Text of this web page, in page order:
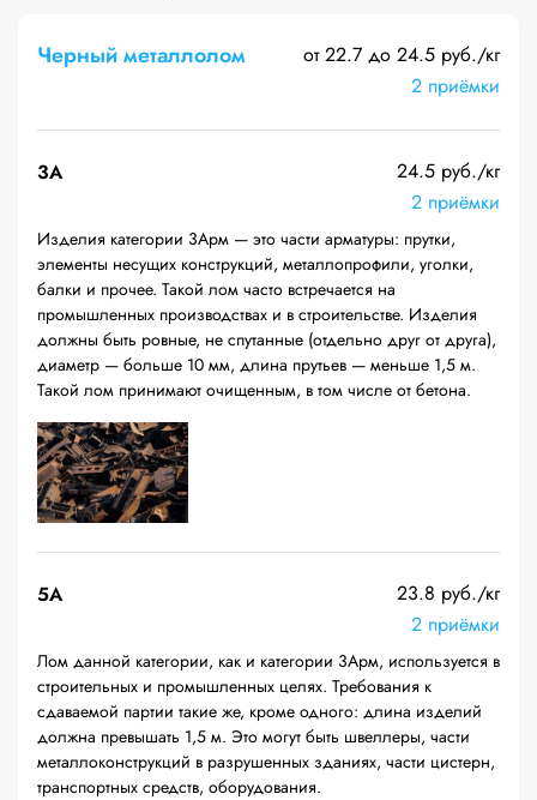
Черный металлолом
от 22.7 до 24.5 руб./кг
2 приёмки
3А
24.5 руб./кг
2 приёмки
Изделия категории 3Арм — это части арматуры: прутки,
элементы несущих конструкций, металлопрофили, уголки,
балки и прочее. Такой лом часто встречается на
промышленных производствах и в строительстве. Изделия
должны быть ровные, не спутанные (отдельно друг от друга),
диаметр — больше 10 мм, длина прутьев — меньше 1,5 м.
Такой лом принимают очищенным, в том числе от бетона.
5А
23.8 руб./кг
2 приёмки
Лом данной категории, как и категории 3Арм, используется в
строительных и промышленных целях. Требования к
сдаваемой партии такие же, кроме одного: длина изделий
должна превышать 1,5 м. Это могут быть швеллеры, части
металлоконструкций в разрушенных зданиях, части цистерн,
транспортных средств, оборудования.